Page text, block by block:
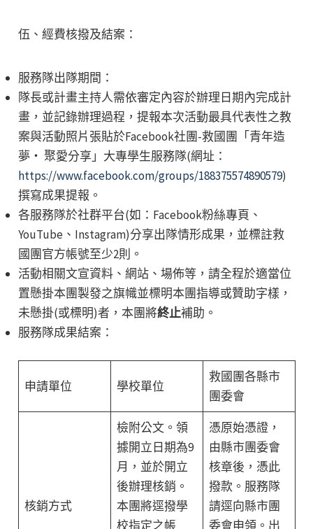
伍、經費核撥及結案：
服務隊出隊期間：
隊長或計畫主持人需依審定內容於辦理日期內完成計
畫，並記錄辦理過程，提報本次活動最具代表性之教
案與活動照片張貼於Facebook社團-救國團「青年造
夢・ 聚愛分享」大專學生服務隊(網址：
https://www.facebook.com/groups/188375574890579)
撰寫成果提報。
各服務隊於社群平台(如：Facebook粉絲專頁、
YouTube、Instagram)分享出隊情形成果，並標註救
國團官方帳號至少2則。
活動相關文宣資料、網站、場佈等，請全程於適當位
置懸掛本團製發之旗幟並標明本團指導或贊助字樣，
未懸掛(或標明)者，本團將終止補助。
服務隊成果結案：
申請單位 學校單位
救國團各縣市
團委會
核銷方式
檢附公文。領
據開立日期為9
月，並於開立
後辦理核銷。
本團將逕撥學
校指定之帳
憑原始憑證，
由縣市團委會
核章後，憑此
撥款。服務隊
請逕向縣市團
委會申領。出